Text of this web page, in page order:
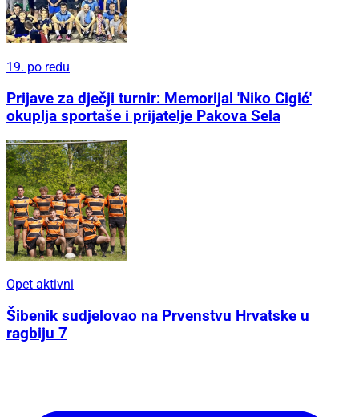
19. po redu
Prijave za dječji turnir: Memorijal 'Niko Cigić'
okuplja sportaše i prijatelje Pakova Sela
Opet aktivni
Šibenik sudjelovao na Prvenstvu Hrvatske u
ragbiju 7